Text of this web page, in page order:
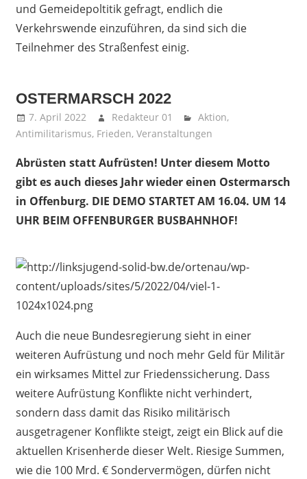
und Gemeidepoltitik gefragt, endlich die
Verkehrswende einzuführen, da sind sich die
Teilnehmer des Straßenfest einig.
OSTERMARSCH 2022
7. April 2022 Redakteur 01 Aktion,
Antimilitarismus, Frieden, Veranstaltungen
Abrüsten statt Aufrüsten! Unter diesem Motto
gibt es auch dieses Jahr wieder einen Ostermarsch
in Offenburg. DIE DEMO STARTET AM 16.04. UM 14
UHR BEIM OFFENBURGER BUSBAHNHOF!
Auch die neue Bundesregierung sieht in einer
weiteren Aufrüstung und noch mehr Geld für Militär
ein wirksames Mittel zur Friedenssicherung. Dass
weitere Aufrüstung Konflikte nicht verhindert,
sondern dass damit das Risiko militärisch
ausgetragener Konflikte steigt, zeigt ein Blick auf die
aktuellen Krisenherde dieser Welt. Riesige Summen,
wie die 100 Mrd. € Sondervermögen, dürfen nicht